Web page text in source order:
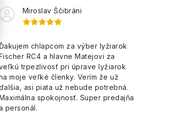
Miroslav Ščibráni
Ďakujem chlapcom za výber lyžiarok
RC4 a hlavne Matejovi za
trpezlivosť pri úprave lyžiarok
moje veľké členky. Verím že už
asi piata už nebude potrebná.
spokojnosť. Super predajňa
personál.